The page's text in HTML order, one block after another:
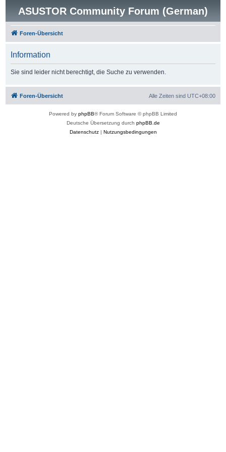
ASUSTOR Community Forum (German)
Foren-Übersicht
Information
Sie sind leider nicht berechtigt, die Suche zu verwenden.
Foren-Übersicht Alle Zeiten sind UTC+08:00
Powered by phpBB® Forum Software © phpBB Limited
Deutsche Übersetzung durch phpBB.de
Datenschutz| Nutzungsbedingungen